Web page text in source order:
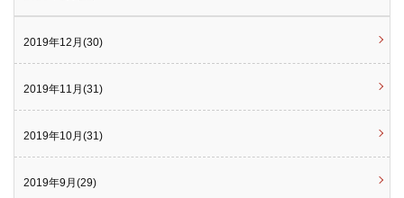
2019年12月(30)
2019年11月(31)
2019年10月(31)
2019年9月(29)